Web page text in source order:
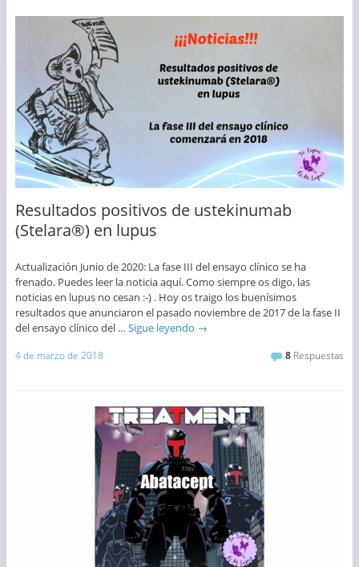
Resultados positivos de ustekinumab
(Stelara®) en lupus
Actualización Junio de 2020: La fase III del ensayo clínico se ha
frenado. Puedes leer la noticia aquí. Como siempre os digo, las
noticias en lupus no cesan :-) . Hoy os traigo los buenísimos
resultados que anunciaron el pasado noviembre de 2017 de la fase II
del ensayo clínico del … Sigue leyendo →
4 de marzo de 2018 8 Respuestas